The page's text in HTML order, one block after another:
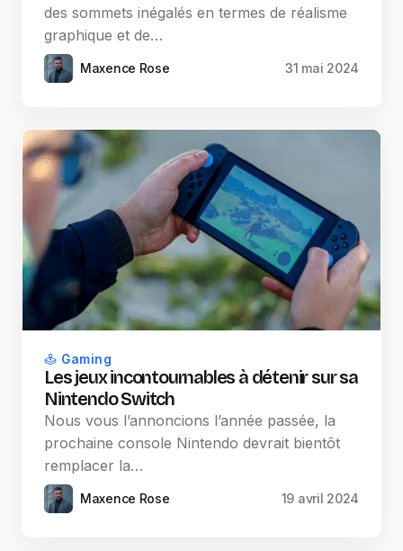
des sommets inégalés en termes de réalisme
graphique et de…
Maxence Rose 31 mai 2024
Gaming
Les jeux incontournables à détenir sur sa
Nintendo Switch
Nous vous l’annoncions l’année passée, la
prochaine console Nintendo devrait bientôt
remplacer la…
Maxence Rose 19 avril 2024